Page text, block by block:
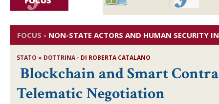
FOCUS - NON-STATE ACTORS AND HUMAN SECURITY
STATO » DOTTRINA - DI ROBERTA CATALANO
Blockchain and Smart
Telematic Negotiation